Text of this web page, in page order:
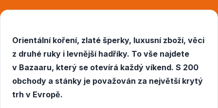
Orientální koření, zlaté šperky, luxusní zboží, věci
z druhé ruky i levnější hadříky. To vše najdete
v Bazaaru, který se otevírá každý víkend. S 200
obchody a stánky je považován za největší krytý
trh v Evropě.